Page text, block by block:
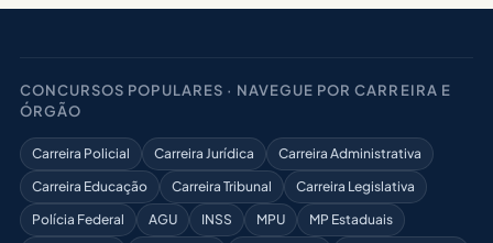
CONCURSOS POPULARES · NAVEGUE POR CARREIRA E
ÓRGÃO
Carreira Policial Carreira Jurídica
Carreira Administrativa
Carreira Educação
Carreira Tribunal
Carreira Legislativa
Polícia Federal
AGU INSS MPU
MP Estaduais